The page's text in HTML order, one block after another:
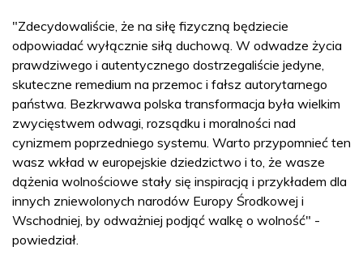
"Zdecydowaliście, że na siłę fizyczną będziecie
odpowiadać wyłącznie siłą duchową. W odwadze życia
prawdziwego i autentycznego dostrzegaliście jedyne,
skuteczne remedium na przemoc i fałsz autorytarnego
państwa. Bezkrwawa polska transformacja była wielkim
zwycięstwem odwagi, rozsądku i moralności nad
cynizmem poprzedniego systemu. Warto przypomnieć ten
wasz wkład w europejskie dziedzictwo i to, że wasze
dążenia wolnościowe stały się inspiracją i przykładem dla
innych zniewolonych narodów Europy Środkowej i
Wschodniej, by odważniej podjąć walkę o wolność" -
powiedział.